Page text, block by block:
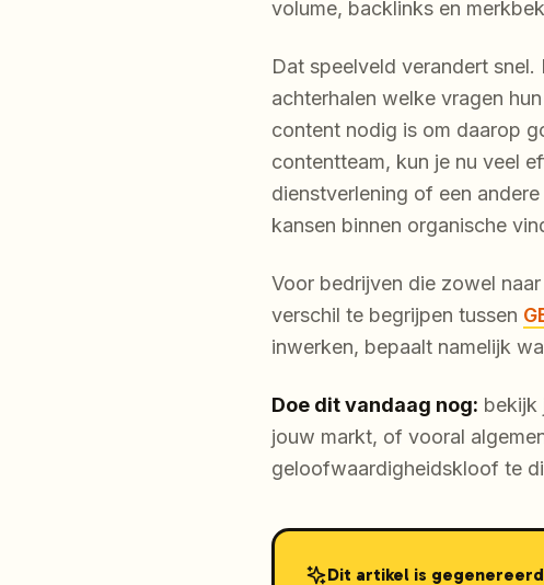
volume, backlinks en
Dat speelveld verandert
achterhalen welke vragen
content nodig is om daarop
contentteam, kun je nu veel
dienstverlening of een
kansen binnen organische
Voor bedrijven die zowel
verschil te begrijpen tussen
inwerken, bepaalt namelijk
Doe dit vandaag nog: bekijk
jouw markt, of vooral
geloofwaardigheidskloof te
Dit artikel is